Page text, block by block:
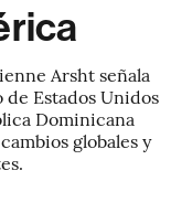
Arsht señala
Estados Unidos
Dominicana
globales y